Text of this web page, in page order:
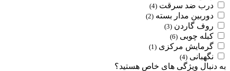
درب ضد سرقت (4)
دوربین مدار بسته (2)
روف گاردن (3)
کبله چوبی (6)
گرمایش مرکزی (1)
نگهبانی (4)
به دنبال ویژگی های خاص هستید؟